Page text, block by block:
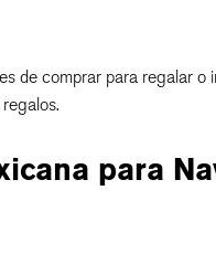
de comprar para regalar o
para